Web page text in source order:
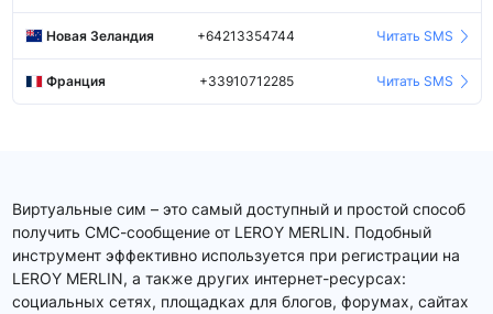
Новая Зеландия +64213354744 Читать SMS
Франция +33910712285 Читать SMS
Виртуальные сим – это самый доступный и простой способ
получить СМС-сообщение от LEROY MERLIN. Подобный
инструмент эффективно используется при регистрации на
LEROY MERLIN, а также других интернет-ресурсах:
социальных сетях, площадках для блогов, форумах, сайтах